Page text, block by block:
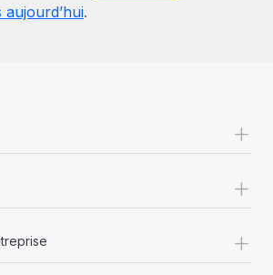
.
+
+
+